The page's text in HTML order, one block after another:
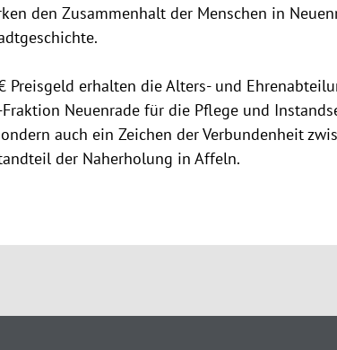
den Zusammenhalt der Menschen in
Preisgeld erhalten die Alters- und
Neuenrade für die Pflege und
auch ein Zeichen der Verbundenheit
der Naherholung in Affeln.